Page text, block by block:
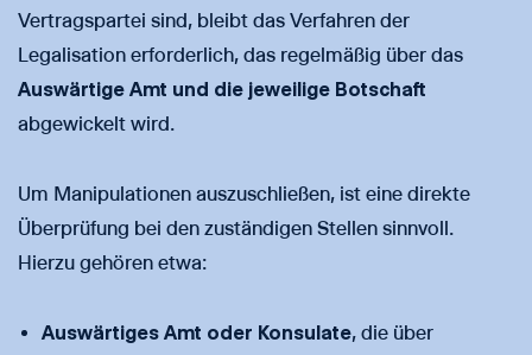
Vertragspartei sind, bleibt das Verfahren der
Legalisation erforderlich, das regelmäßig über das
Auswärtige Amt und die jeweilige Botschaft
abgewickelt wird.
Um Manipulationen auszuschließen, ist eine direkte
Überprüfung bei den zuständigen Stellen sinnvoll.
Hierzu gehören etwa:
Auswärtiges Amt oder Konsulate, die über